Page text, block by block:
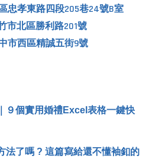
忠孝東路四段205巷24號B室
市北區勝利路201號
市西區精誠五街9號
９個實用婚禮Excel表格一鍵快
法了嗎 ? 這篇寫給還不懂袖釦的